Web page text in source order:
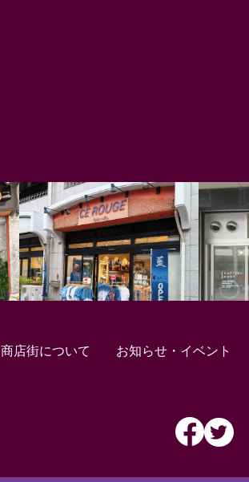
商店街について お知らせ・イベント